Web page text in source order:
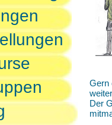
Gern
Der